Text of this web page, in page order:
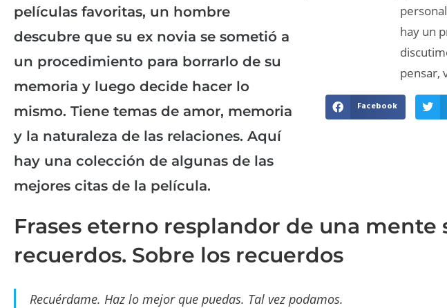
películas favoritas, un hombre
descubre que su ex novia se sometió a
un procedimiento para borrarlo de su
memoria y luego decide hacer lo
mismo. Tiene temas de amor, memoria
y la naturaleza de las relaciones. Aquí
hay una colección de algunas de las
mejores citas de la película.
hay un
pensar,
Facebook
Frases eterno resplandor de una mente
recuerdos. Sobre los recuerdos
Recuérdame. Haz lo mejor que puedas. Tal vez podamos.